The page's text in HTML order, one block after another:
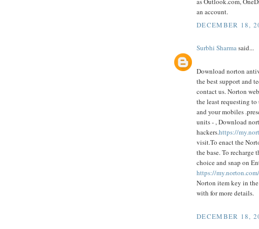
an account.
DECEMBER 18,
Surbhi Sharmasaid...
Download norton
the best support and
contact us. Norton
the least requesting
and your mobiles
units - , Download
hackers.https://
visit.To enact the
the base. To recharge
choice and snap on
https://
Norton item key in
with for more details.
DECEMBER 18,